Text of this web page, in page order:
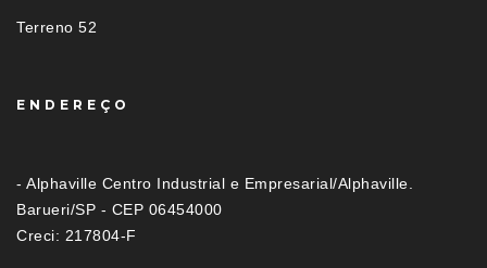
Terreno 52
ENDEREÇO
- Alphaville Centro Industrial e Empresarial/Alphaville.
Barueri/SP - CEP 06454000
Creci: 217804-F